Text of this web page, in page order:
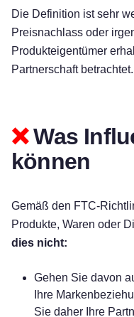
Die Definition ist sehr
Preisnachlass oder
Produkteigentümer
Partnerschaft betrachtet.
❌Was
können
Gemäß den FTC-
Produkte, Waren oder
dies nicht:
Gehen Sie davon
Ihre
Sie daher Ihre